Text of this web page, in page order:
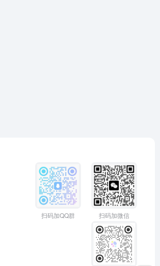
扫码加QQ群 扫码加微信